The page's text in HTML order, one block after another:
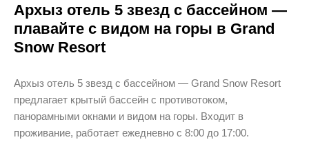
Архыз отель 5 звезд с бассейном —
плавайте с видом на горы в Grand
Snow Resort
Архыз отель 5 звезд с бассейном — Grand Snow Resort
предлагает крытый бассейн с противотоком,
панорамными окнами и видом на горы. Входит в
проживание, работает ежедневно с 8:00 до 17:00.